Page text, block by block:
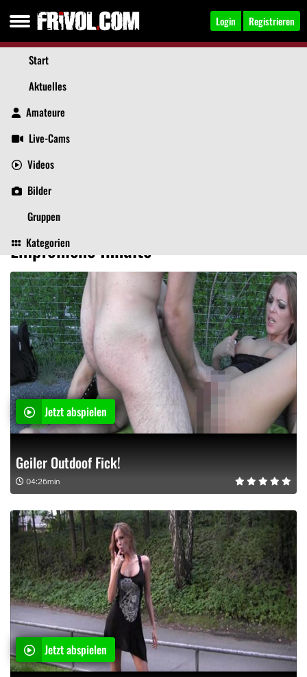
Login Registrieren
Start
Aktuelles
Amateure
Live-Cams
Videos
Bilder
Gruppen
Kategorien
lara-love
Empfohlene Inhalte
Jetzt abspielen
Geiler Outdoof Fick!
04:26min
Jetzt abspielen